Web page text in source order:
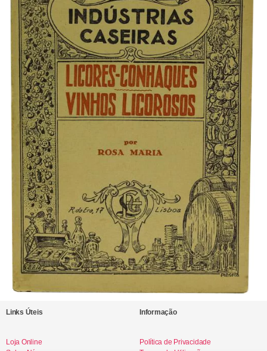
Links Úteis
Loja Online
Informação
Política de Privacidade